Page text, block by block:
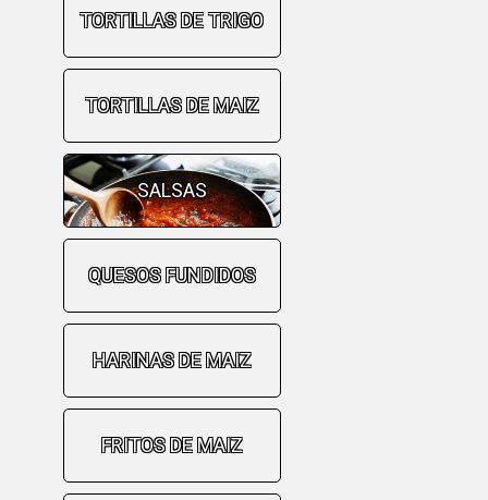
TORTILLAS DE TRIGO
TORTILLAS DE MAIZ
SALSAS
QUESOS FUNDIDOS
HARINAS DE MAIZ
FRITOS DE MAIZ